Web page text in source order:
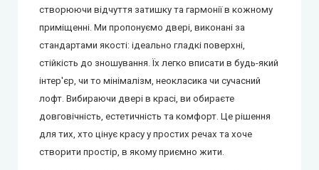
створюючи відчуття затишку та гармонії в кожному
приміщенні. Ми пропонуємо двері, виконані за
стандартами якості: ідеально гладкі поверхні,
стійкість до зношування. Їх легко вписати в будь-який
інтер'єр, чи то мінімалізм, неокласика чи сучасний
лофт. Вибираючи двері в красі, ви обираєте
довговічність, естетичність та комфорт. Це рішення
для тих, хто цінує красу у простих речах та хоче
створити простір, в якому приємно жити.